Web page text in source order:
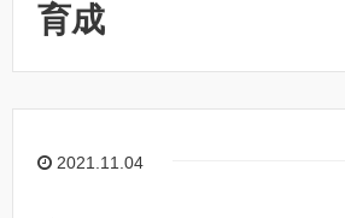
育成
2021.11.04